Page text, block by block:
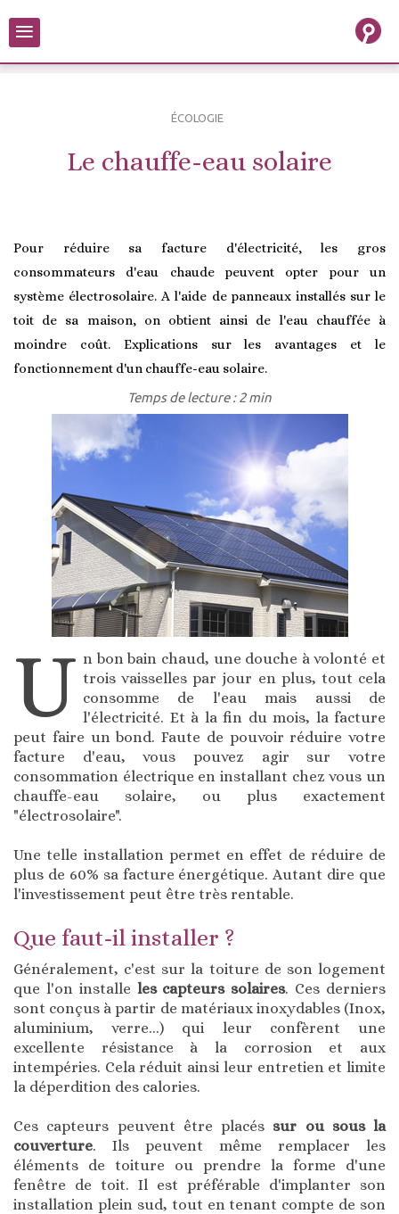
≡
ÉCOLOGIE
Le chauffe-eau solaire
Pour réduire sa facture d'électricité, les gros
consommateurs d'eau chaude peuvent opter pour un
système électrosolaire. A l'aide de panneaux installés sur le
toit de sa maison, on obtient ainsi de l'eau chauffée à
moindre coût. Explications sur les avantages et le
fonctionnement d'un chauffe-eau solaire.
Temps de lecture : 2 min
U n bon bain chaud, une douche à volonté et
trois vaisselles par jour en plus, tout cela
consomme de l'eau mais aussi de
l'électricité. Et à la fin du mois, la facture
peut faire un bond. Faute de pouvoir réduire votre
facture d'eau, vous pouvez agir sur votre
consommation électrique en installant chez vous un
chauffe-eau solaire, ou plus exactement
"électrosolaire".
Une telle installation permet en effet de réduire de
plus de 60% sa facture énergétique. Autant dire que
l'investissement peut être très rentable.
Que faut-il installer ?
Généralement, c'est sur la toiture de son logement
que l'on installe les capteurs solaires. Ces derniers
sont conçus à partir de matériaux inoxydables (Inox,
aluminium, verre...) qui leur confèrent une
excellente résistance à la corrosion et aux
intempéries. Cela réduit ainsi leur entretien et limite
la déperdition des calories.
Ces capteurs peuvent être placés sur ou sous la
couverture. Ils peuvent même remplacer les
éléments de toiture ou prendre la forme d'une
fenêtre de toit. Il est préférable d'implanter son
installation plein sud, tout en tenant compte de son